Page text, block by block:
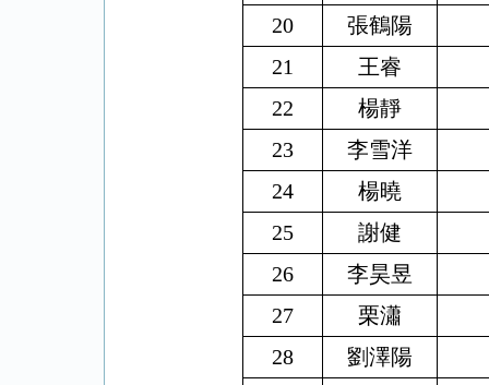
20
張鶴陽
21
王睿
22
楊靜
23
李雪洋
24
楊曉
25
謝健
26
李昊昱
27
栗瀟
28
劉澤陽